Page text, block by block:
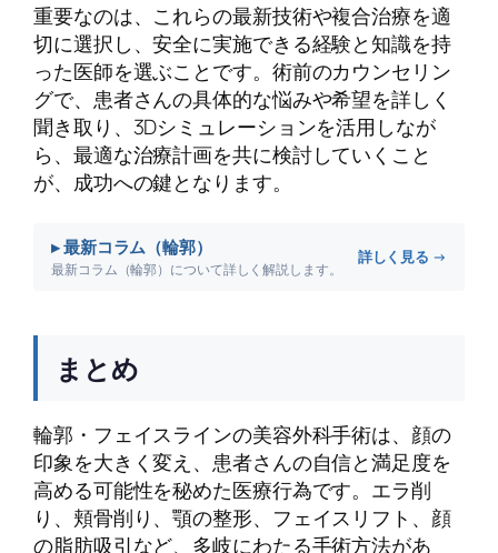
重要なのは、これらの最新技術や複合治療を適
切に選択し、安全に実施できる経験と知識を持
った医師を選ぶことです。術前のカウンセリン
グで、患者さんの具体的な悩みや希望を詳しく
聞き取り、3Dシミュレーションを活用しなが
ら、最適な治療計画を共に検討していくこと
が、成功への鍵となります。
▸ 最新コラム（輪郭）
最新コラム（輪郭）について詳しく解説します。
詳しく見る →
まとめ
輪郭・フェイスラインの美容外科手術は、顔の
印象を大きく変え、患者さんの自信と満足度を
高める可能性を秘めた医療行為です。エラ削
り、頬骨削り、顎の整形、フェイスリフト、顔
の脂肪吸引など、多岐にわたる手術方法があ